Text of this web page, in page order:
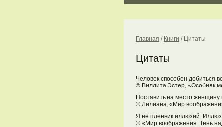
Главная / Книги / Цитаты
Цитаты
Человек способен добиться
© Виллита Эстер, «Особняк
Поставить на место
© Лилиана, «Мир
Я не пленник иллюзий.
© «Мир воображения. Тень